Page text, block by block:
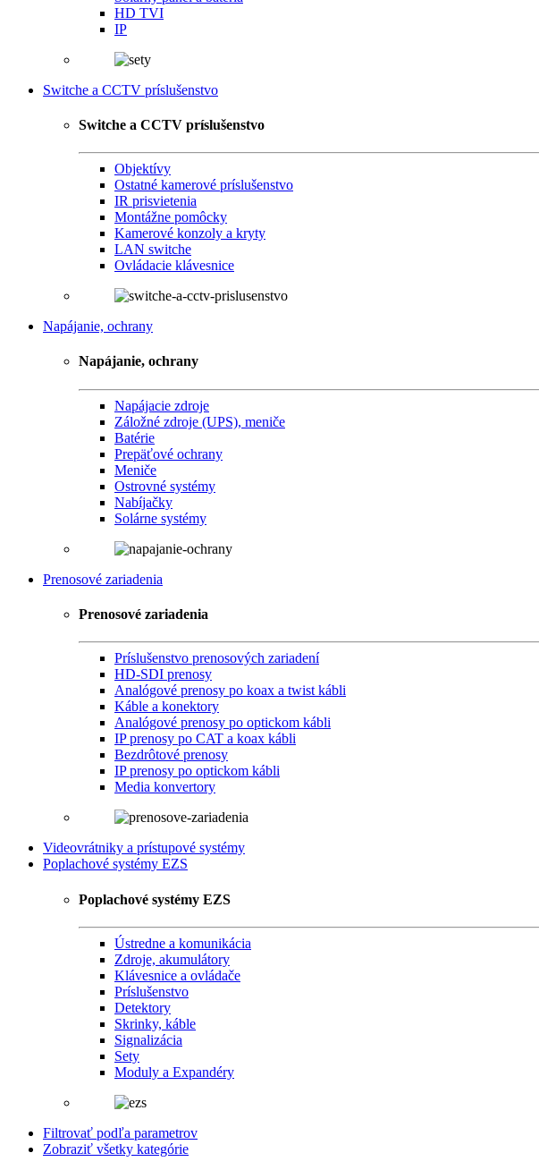
HD TVI
IP
Switche a CCTV príslušenstvo
Switche a CCTV príslušenstvo
Objektívy
Ostatné kamerové príslušenstvo
IR prisvietenia
Montážne pomôcky
Kamerové konzoly a kryty
LAN switche
Ovládacie klávesnice
Napájanie, ochrany
Napájanie, ochrany
Napájacie zdroje
Záložné zdroje (UPS), meniče
Batérie
Prepäťové ochrany
Meniče
Ostrovné systémy
Nabíjačky
Solárne systémy
Prenosové zariadenia
Prenosové zariadenia
Príslušenstvo prenosových zariadení
HD-SDI prenosy
Analógové prenosy po koax a twist kábli
Káble a konektory
Analógové prenosy po optickom kábli
IP prenosy po CAT a koax kábli
Bezdrôtové prenosy
IP prenosy po optickom kábli
Media konvertory
Videovrátniky a prístupové systémy
Poplachové systémy EZS
Poplachové systémy EZS
Ústredne a komunikácia
Zdroje, akumulátory
Klávesnice a ovládače
Príslušenstvo
Detektory
Skrinky, káble
Signalizácia
Sety
Moduly a Expandéry
Filtrovať podľa parametrov
Zobraziť všetky kategórie